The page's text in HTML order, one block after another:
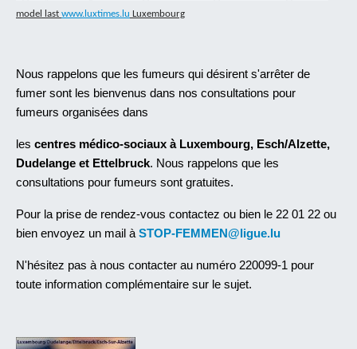
model last www.luxtimes.lu Luxembourg
Nous rappelons que les fumeurs qui désirent s'arrêter de
fumer sont les bienvenus dans nos consultations pour
fumeurs organisées dans
les centres médico-sociaux à Luxembourg, Esch/Alzette,
Dudelange et Ettelbruck. Nous rappelons que les
consultations pour fumeurs sont gratuites.
Pour la prise de rendez-vous contactez ou bien le 22 01 22 ou
bien envoyez un mail à STOP-FEMMEN@ligue.lu
N'hésitez pas à nous contacter au numéro 220099-1 pour
toute information complémentaire sur le sujet.